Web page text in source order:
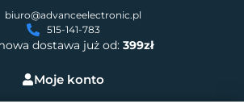
Moje konto
dostawa już od: 399zł
biuro@advanceelectronic.pl
515-141-783